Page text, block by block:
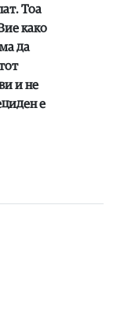
Тоа
како
да
и не
е